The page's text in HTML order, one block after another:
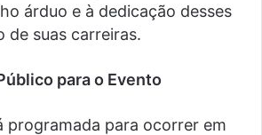
árduo e à dedicação desses
de suas carreiras.
para o Evento
programada para ocorrer em